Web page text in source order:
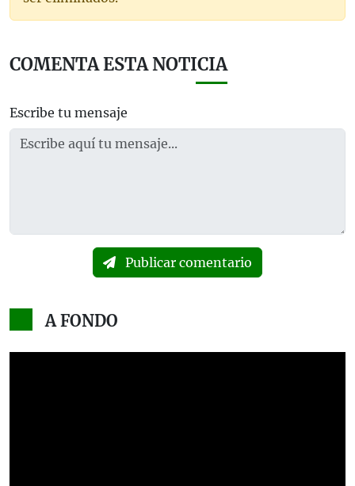
COMENTA ESTA NOTICIA
Escribe tu mensaje
Publicar comentario
A FONDO